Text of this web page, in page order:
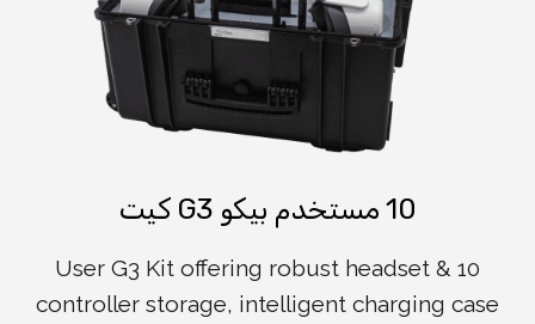
10 مستخدم بيكو G3 كيت
10 User G3 Kit offering robust headset &
controller storage, intelligent charging case